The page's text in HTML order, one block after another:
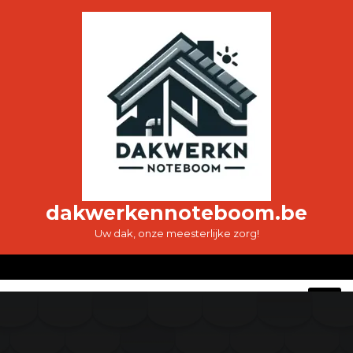
dakwerkennoteboom.be
Uw dak, onze meesterlijke zorg!